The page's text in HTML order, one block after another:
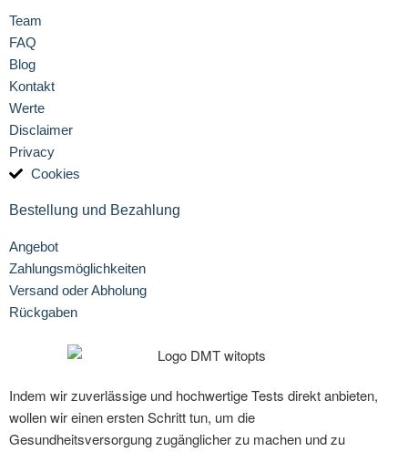
Team
FAQ
Blog
Kontakt
Werte
Disclaimer
Privacy
Cookies
Bestellung und Bezahlung
Angebot
Zahlungsmöglichkeiten
Versand oder Abholung
Rückgaben
Indem wir zuverlässige und hochwertige Tests direkt anbieten,
wollen wir einen ersten Schritt tun, um die
Gesundheitsversorgung zugänglicher zu machen und zu